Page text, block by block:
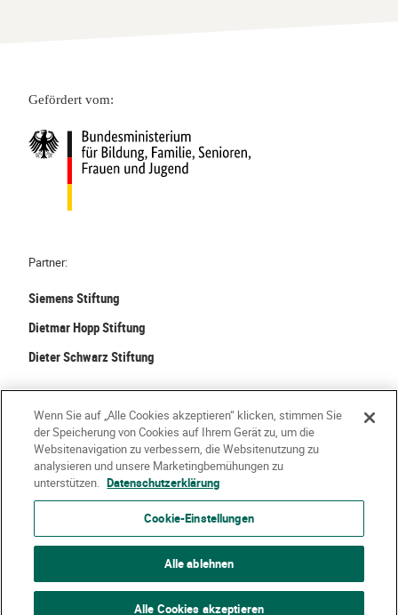
Gefördert vom:
Partner:
Siemens Stiftung
Dietmar Hopp Stiftung
Dieter Schwarz Stiftung
Kontakt Häufige Fragen
Impressum
Datenschutzerklärung
Nutzungsbedingungen
Wenn Sie auf „Alle Cookies akzeptieren“ klicken, stimmen Sie
der Speicherung von Cookies auf Ihrem Gerät zu, um die
Websitenavigation zu verbessern, die Websitenutzung zu
analysieren und unsere Marketingbemühungen zu
unterstützen. Datenschutzerklärung
Cookie-Einstellungen
Alle ablehnen
Alle Cookies akzeptieren